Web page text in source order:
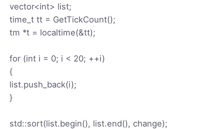
vector<int> list;
time_t tt = GetTickCount();
tm *t = localtime(&tt);
for (int i = 0; i < 20; ++i)
{
list.push_back(i);
}
std::sort(list.begin(), list.end(), change);